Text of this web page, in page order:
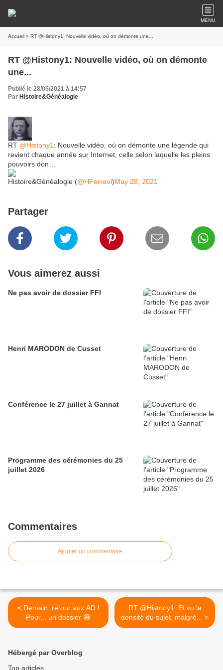
MENU
Accueil » RT @Histony1: Nouvelle vidéo, où on démonte une...
RT @Histony1: Nouvelle vidéo, où on démonte
une...
Publié le 28/05/2021 à 14:57
Par Histoire&Généalogie
RT @Histony1 : Nouvelle vidéo, où on démonte une légende qui
revient chaque année sur Internet, celle selon laquelle les pleins
pouvoirs don…
Histoire&Généalogie (@HFerreol)May 28, 2021
Partager
Vous aimerez aussi
Ne pas avoir de dossier FFI
Henri MARODON de Cusset
Conférence le 27 juillet à Gannat
Programme des cérémonies du 25
juillet 2026
Commentaires
Ajouter un commentaire
< Demain, retour aux AD !
Pour... un dossier 😅
RT @Histony1: Et vu la
densité du sujet, malgré... >
Hébergé par Overblog
Top articles